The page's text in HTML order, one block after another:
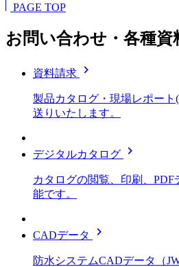
PAGE TOP
お問い合わせ・各種資
資料請求 chevron_right
製品カタログ・現場レポー
送りいたします。
デジタルカタログ chevron_right
カタログの閲覧、印刷、
能です。
CADデータ chevron_right
防水システムCADデータ（